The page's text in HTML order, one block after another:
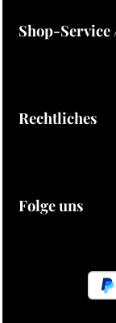
Shop-
Rechtliches
Folge uns